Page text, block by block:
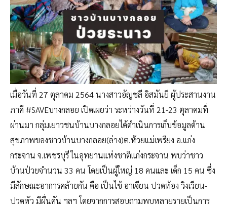
เมื่อวันที่ 27 ตุลาคม 2564 นางสาวอัญชลี อิสมันยี ผู้ประสานงาน
ภาคี #SAVEบางกลอย เปิดเผยว่า ระหว่างวันที่ 21-23 ตุลาคมที่
ผ่านมา กลุ่มเยาวชนบ้านบางกลอยได้ดำเนินการเก็บข้อมูลด้าน
สุขภาพของชาวบ้านบางกลอย(ล่าง)ต.ห้วยแม่เพรียง อ.แก่ง
กระจาน จ.เพชรบุรี ในอุทยานแห่งชาติแก่งกระจาน พบว่าชาว
บ้านป่วยจำนวน 33 คน โดยเป็นผู้ใหญ่ 18 คนและ เด็ก 15 คน ซึ่ง
มีลักษณะอาการคล้ายกัน คือ เป็นไข้ อาเจียน ปวดท้อง วิงเวียน-
ปวดหัว มีผื่นคัน ฯลฯ โดยจากการสอบถามพบหลายรายเป็นการ